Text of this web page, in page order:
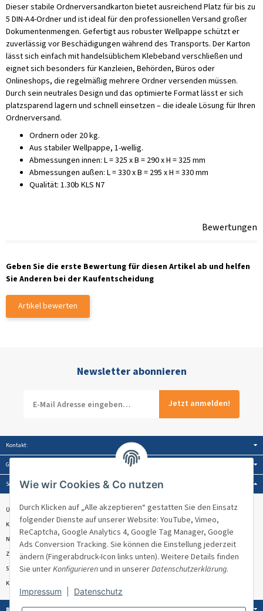
Dieser stabile Ordnerversandkarton bietet ausreichend Platz für bis zu
5 DIN-A4-Ordner und ist ideal für den professionellen Versand großer
Dokumentenmengen. Gefertigt aus robuster Wellpappe schützt er
zuverlässig vor Beschädigungen während des Transports. Der Karton
lässt sich einfach mit handelsüblichem Klebeband verschließen und
eignet sich besonders für Kanzleien, Behörden, Büros oder
Onlineshops, die regelmäßig mehrere Ordner versenden müssen.
Durch sein neutrales Design und das optimierte Format lässt er sich
platzsparend lagern und schnell einsetzen – die ideale Lösung für Ihren
Ordnerversand.
Ordnern oder 20 kg.
Aus stabiler Wellpappe, 1-wellig.
Abmessungen innen: L = 325 x B = 290 x H = 325 mm
Abmessungen außen: L = 330 x B = 295 x H = 330 mm
Qualität: 1.30b KLS N7
Bewertungen
Geben Sie die erste Bewertung für diesen Artikel ab und helfen
Sie Anderen bei der Kaufentscheidung
Artikel bewerten
Newsletter abonnieren
Jetzt anmelden!
Kontakt:
Gesetzliche Informationen:
Service:
Über Venandi
Kontakt & Beratung
Newsletter
Zahlungsmöglichkeiten
Sitemap
Kundenbewertungen ★★★★★
Bezahlung:
Wie wir Cookies & Co nutzen
Durch Klicken auf „Alle akzeptieren“ gestatten Sie den Einsatz
folgender Dienste auf unserer Website: YouTube, Vimeo,
ReCaptcha, Google Analytics 4, Google Tag Manager, Google
Ads Conversion Tracking. Sie können die Einstellung jederzeit
ändern (Fingerabdruck-Icon links unten). Weitere Details finden
Sie unterKonfigurierenund in unsererDatenschutzerklärung.
Impressum Datenschutz